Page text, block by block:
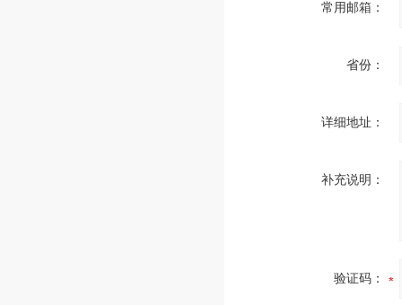
常用邮箱：
省份：
详细地址：
补充说明：
验证码：